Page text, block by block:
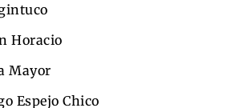
Horacio
Mayor
Espejo Chico